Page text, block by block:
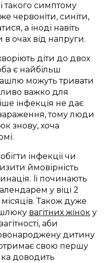
такого симптому
червоніти, синіти,
а іноді навіть
очах від напруги.
діти до двох
є найбільш
можуть тривати
важко для
інфекція не дає
зараження, тому люди
знову, хоча
інфекції чи
ймовірність
Її починають
у віці 2
місяців. Також дуже
вагітних жінок у
аби
дитину
свою першу
доводить